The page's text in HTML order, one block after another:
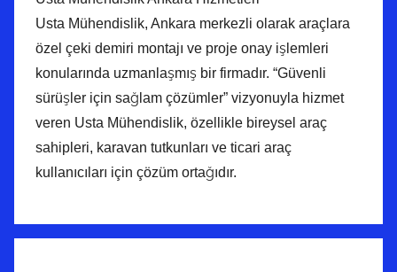
Usta Mühendislik, Ankara merkezli olarak araçlara
özel çeki demiri montajı ve proje onay işlemleri
konularında uzmanlaşmış bir firmadır. “Güvenli
sürüşler için sağlam çözümler” vizyonuyla hizmet
veren Usta Mühendislik, özellikle bireysel araç
sahipleri, karavan tutkunları ve ticari araç
kullanıcıları için çözüm ortağıdır.